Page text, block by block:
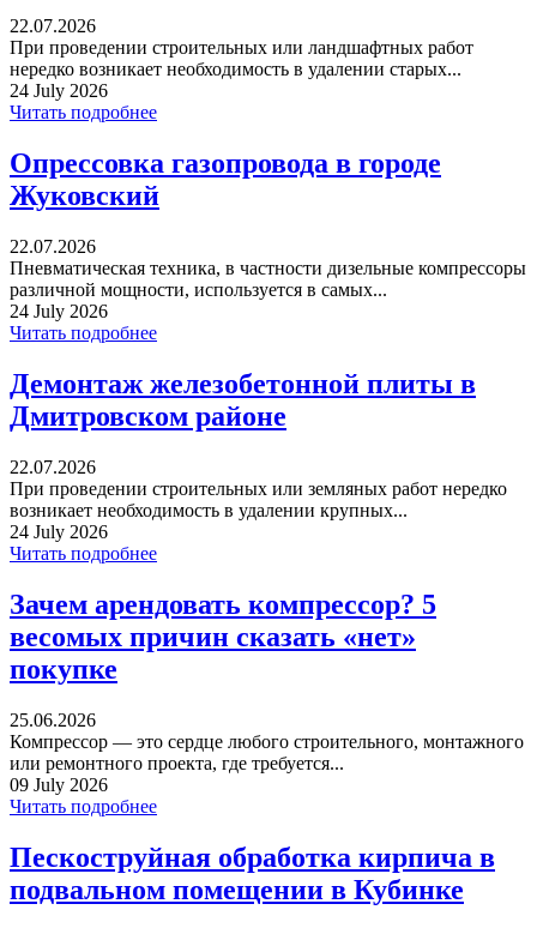
22.07.2026
При проведении строительных или ландшафтных работ
нередко возникает необходимость в удалении старых...
24 July 2026
Читать подробнее
Опрессовка газопровода в городе
Жуковский
22.07.2026
Пневматическая техника, в частности дизельные компрессоры
различной мощности, используется в самых...
24 July 2026
Читать подробнее
Демонтаж железобетонной плиты в
Дмитровском районе
22.07.2026
При проведении строительных или земляных работ нередко
возникает необходимость в удалении крупных...
24 July 2026
Читать подробнее
Зачем арендовать компрессор? 5
весомых причин сказать «нет»
покупке
25.06.2026
Компрессор — это сердце любого строительного, монтажного
или ремонтного проекта, где требуется...
09 July 2026
Читать подробнее
Пескоструйная обработка кирпича в
подвальном помещении в Кубинке